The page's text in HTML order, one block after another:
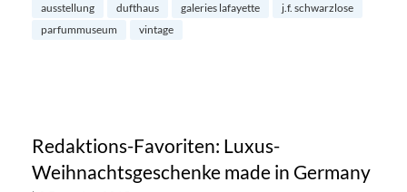
ausstellung dufthaus galeries lafayette
j.f. schwarzlose
parfummuseum
vintage
Redaktions-Favoriten: Luxus-
Weihnachtsgeschenke made in Germany